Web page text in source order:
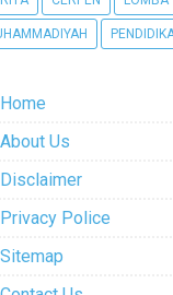
Home
About Us
Disclaimer
Privacy Police
Sitemap